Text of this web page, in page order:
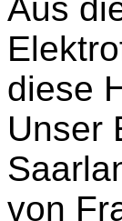
Aus
diese
Unser
von